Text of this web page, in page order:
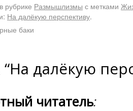
рубрике Размышлизмы с метками
На далёкую перспективу.
баки
“На далёкую
читатель: